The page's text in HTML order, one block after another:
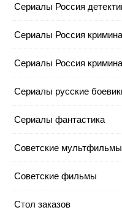
Сериалы Россия
Сериалы Россия
Сериалы Россия
Сериалы русские
Сериалы фантастика
Советские мультфильмы
Советские фильмы
Стол заказов